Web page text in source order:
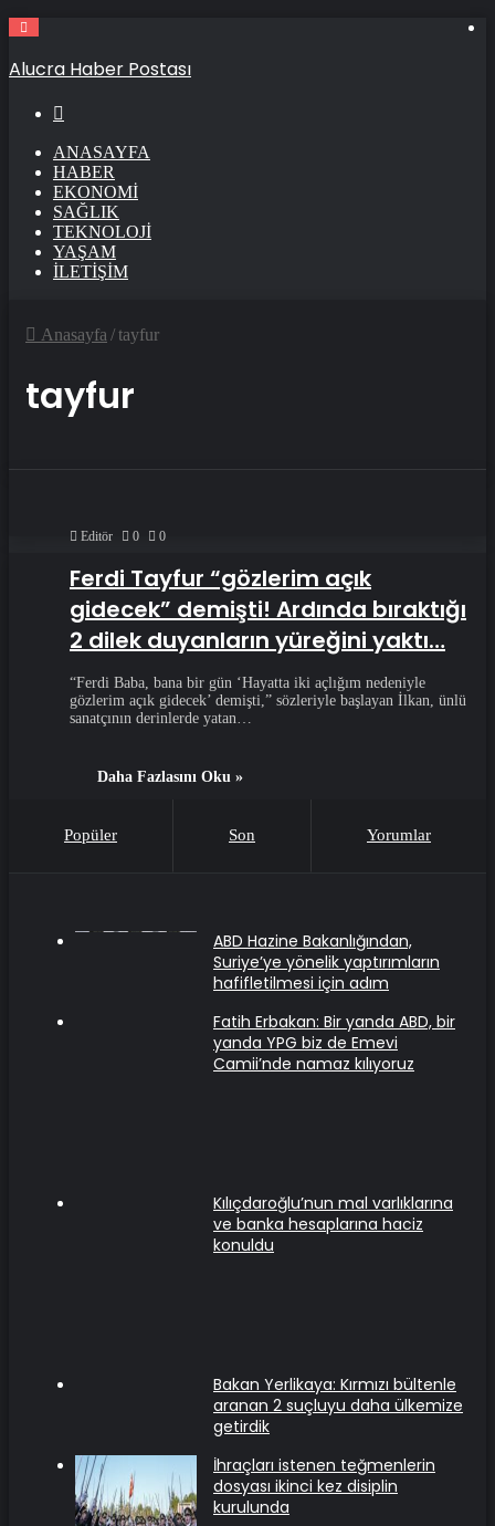
Alucra Haber Postası
ANASAYFA
HABER
EKONOMI
SAĞLIK
TEKNOLOJI
YAŞAM
İLETIŞIM
Anasayfa /tayfur
tayfur
Editör 0 0
Ferdi Tayfur “gözlerim açık
gidecek” demişti! Ardında bıraktığı
2 dilek duyanların yüreğini yaktı…
“Ferdi Baba, bana bir gün ‘Hayatta iki açlığım nedeniyle
gözlerim açık gidecek’ demişti,” sözleriyle başlayan İlkan, ünlü
sanatçının derinlerde yatan…
Daha Fazlasını Oku »
Popüler Son Yorumlar
ABD Hazine Bakanlığından,
Suriye’ye yönelik yaptırımların
hafifletilmesi için adım
Fatih Erbakan: Bir yanda ABD, bir
yanda YPG biz de Emevi
Camii’nde namaz kılıyoruz
Kılıçdaroğlu’nun mal varlıklarına
ve banka hesaplarına haciz
konuldu
Bakan Yerlikaya: Kırmızı bültenle
aranan 2 suçluyu daha ülkemize
getirdik
İhraçları istenen teğmenlerin
dosyası ikinci kez disiplin
kurulunda